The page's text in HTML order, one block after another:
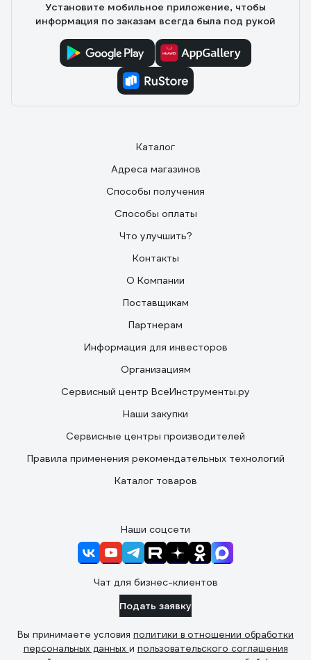
Установите мобильное приложение, чтобы
информация по заказам всегда была под рукой
Каталог
Адреса магазинов
Способы получения
Способы оплаты
Что улучшить?
Контакты
О Компании
Поставщикам
Партнерам
Информация для инвесторов
Организациям
Сервисный центр ВсеИнструменты.ру
Наши закупки
Сервисные центры производителей
Правила применения рекомендательных технологий
Каталог товаров
Наши соцсети
Чат для бизнес-клиентов
Подать заявку
Вы принимаете условия политики в отношении обработки
персональных данных и пользовательского соглашения